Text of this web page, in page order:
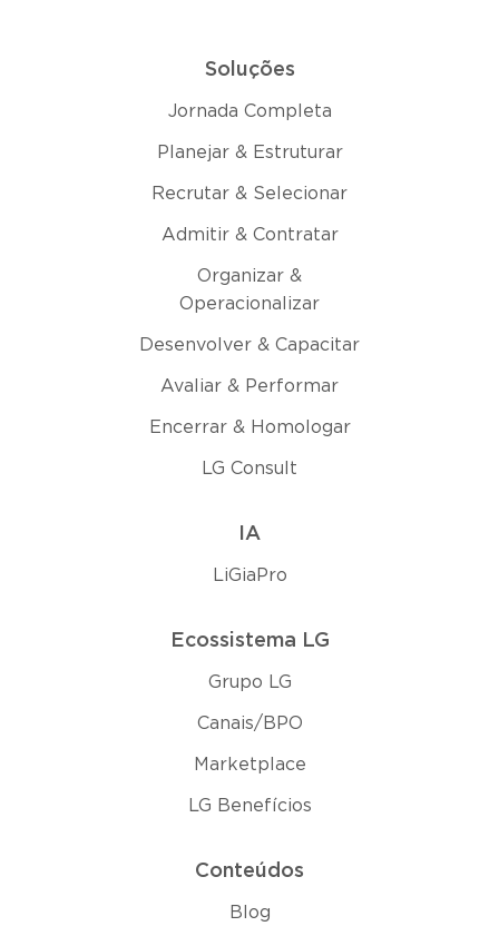
Soluções
Jornada Completa
Planejar & Estruturar
Recrutar & Selecionar
Admitir & Contratar
Organizar &
Operacionalizar
Desenvolver & Capacitar
Avaliar & Performar
Encerrar & Homologar
LG Consult
IA
LiGiaPro
Ecossistema LG
Grupo LG
Canais/BPO
Marketplace
LG Benefícios
Conteúdos
Blog